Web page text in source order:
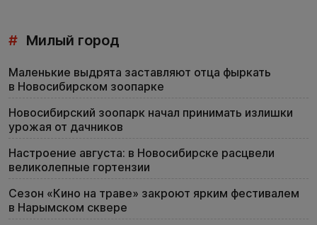
# Милый город
Маленькие выдрята заставляют отца фыркать
в Новосибирском зоопарке
Новосибирский зоопарк начал принимать излишки
урожая от дачников
Настроение августа: в Новосибирске расцвели
великолепные гортензии
Сезон «Кино на траве» закроют ярким фестивалем
в Нарымском сквере